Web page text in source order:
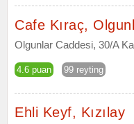
Cafe Kıraç,
Olgunlar Caddesi, 30/A
4.6 puan 99 reyting
Ehli Keyf, Kızılay